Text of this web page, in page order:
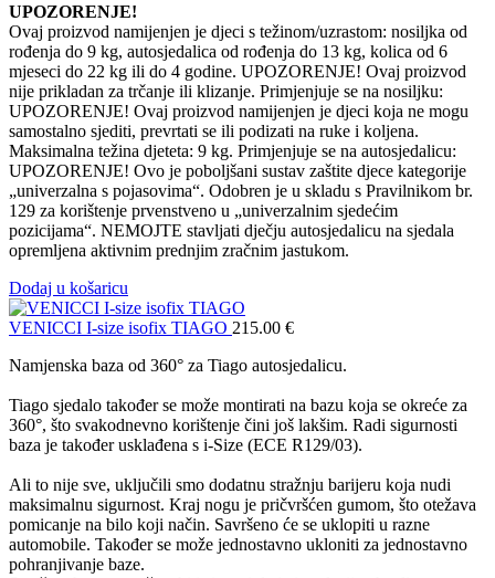
UPOZORENJE!
Ovaj proizvod namijenjen je djeci s težinom/uzrastom: nosiljka od
rođenja do 9 kg, autosjedalica od rođenja do 13 kg, kolica od 6
mjeseci do 22 kg ili do 4 godine. UPOZORENJE! Ovaj proizvod
nije prikladan za trčanje ili klizanje. Primjenjuje se na nosiljku:
UPOZORENJE! Ovaj proizvod namijenjen je djeci koja ne mogu
samostalno sjediti, prevrtati se ili podizati na ruke i koljena.
Maksimalna težina djeteta: 9 kg. Primjenjuje se na autosjedalicu:
UPOZORENJE! Ovo je poboljšani sustav zaštite djece kategorije
„univerzalna s pojasovima“. Odobren je u skladu s Pravilnikom br.
129 za korištenje prvenstveno u „univerzalnim sjedećim
pozicijama“. NEMOJTE stavljati dječju autosjedalicu na sjedala
opremljena aktivnim prednjim zračnim jastukom.
Dodaj u košaricu
VENICCI I-size isofix TIAGO 215.00 €
Namjenska baza od 360° za Tiago autosjedalicu.
Tiago sjedalo također se može montirati na bazu koja se okreće za
360°, što svakodnevno korištenje čini još lakšim. Radi sigurnosti
baza je također usklađena s i-Size (ECE R129/03).
Ali to nije sve, uključili smo dodatnu stražnju barijeru koja nudi
maksimalnu sigurnost. Kraj nogu je pričvršćen gumom, što otežava
pomicanje na bilo koji način. Savršeno će se uklopiti u razne
automobile. Također se može jednostavno ukloniti za jednostavno
pohranjivanje baze.